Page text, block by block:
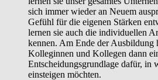
sich immer wieder an Neuem
Gefühl für die eigenen Stärken
lernen sie auch die individuellen
kennen. Am Ende der Ausbildung
Kolleginnen und Kollegen dann
Entscheidungsgrundlage dafür, in
einsteigen möchten.